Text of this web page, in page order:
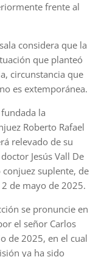
frente al
considera que la
que planteó
circunstancia que
es extemporánea.
la
Roberto Rafael
relevado de su
Jesús Vall De
suplente, de
de mayo de 2025.
se pronuncie en
el señor Carlos
de 2025, en el cual
ya ha sido